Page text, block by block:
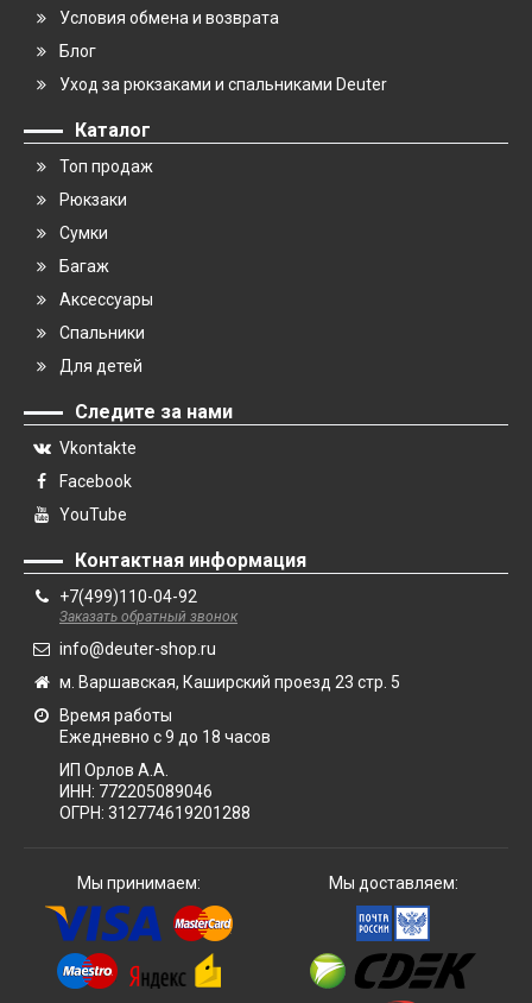
Условия обмена и возврата
Блог
Уход за рюкзаками и спальниками Deuter
Каталог
Топ продаж
Рюкзаки
Сумки
Багаж
Аксессуары
Спальники
Для детей
Следите за нами
Vkontakte
Facebook
YouTube
Контактная информация
+7(499)110-04-92
Заказать обратный звонок
info@deuter-shop.ru
м. Варшавская, Каширский проезд 23 стр. 5
Время работы
Ежедневно с 9 до 18 часов
ИП Орлов А.А.
ИНН: 772205089046
ОГРН: 312774619201288
Мы принимаем: Мы доставляем: